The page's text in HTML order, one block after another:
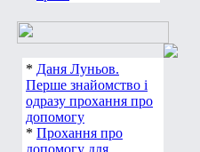
* Даня Луньов.
Перше знайомство і
одразу прохання про
допомогу
* Прохання про
допомогу для